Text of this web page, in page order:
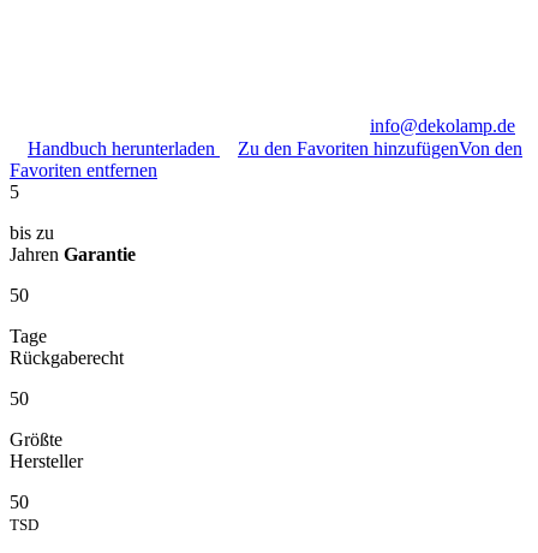
info@dekolamp.de
Handbuch herunterladen
Zu den Favoriten hinzufügenVon den
Favoriten entfernen
5
bis zu
Jahren Garantie
50
Tage
Rückgaberecht
50
Größte
Hersteller
50
TSD